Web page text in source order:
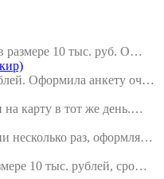
размере 10 тыс. руб. О…
Оформила анкету оч…
карту в тот же день.…
несколько раз, оформля…
10 тыс. рублей, сро…